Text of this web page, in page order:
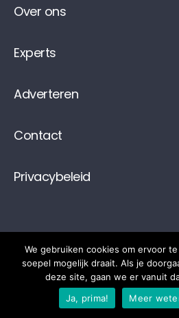
Over ons
Experts
Adverteren
Contact
Privacybeleid
We gebruiken cookies om ervoor
soepel mogelijk draait. Als je
deze site, gaan we er vanuit
Ja, prima!
Meer